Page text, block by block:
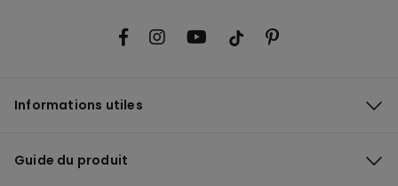
Informations utiles
Guide du produit